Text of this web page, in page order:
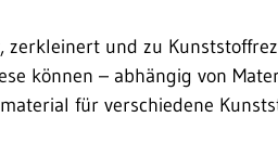
und zu
können – abhängig von
für verschiedene